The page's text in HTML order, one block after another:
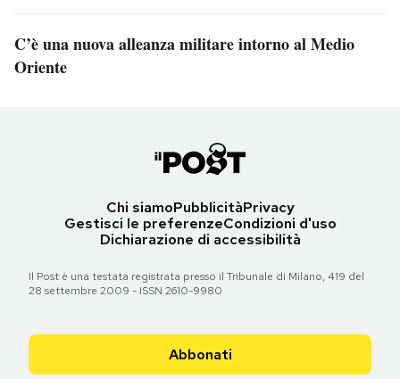
C’è una nuova alleanza militare intorno al Medio
Oriente
Chi siamoPubblicitàPrivacy
Gestisci le preferenzeCondizioni d'uso
Dichiarazione di accessibilità
Il Post è una testata registrata presso il Tribunale di Milano, 419 del
28 settembre 2009 - ISSN 2610-9980
Abbonati